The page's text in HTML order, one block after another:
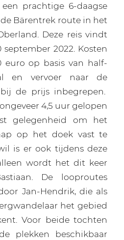
prachtige 6-daagse
Bärentrek route in het
Deze reis vindt
september 2022. Kosten
euro op basis van half-
en vervoer naar de
de prijs inbegrepen.
4,5 uur gelopen
gelegenheid om het
op het doek vast te
is er ook tijdens deze
wordt het dit keer
De looproutes
Jan-Hendrik, die als
het gebied
Voor beide tochten
plekken beschikbaar